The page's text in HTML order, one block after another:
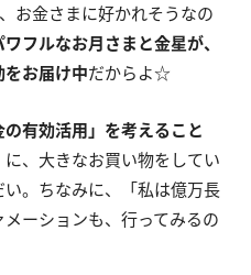
お金さまに好かれそうなの
ワフルなお月さまと金星が、
お届け中だからよ☆
の有効活用」を考えること
、大きなお買い物をしてい
。ちなみに、「私は億万長
ーションも、行ってみるの